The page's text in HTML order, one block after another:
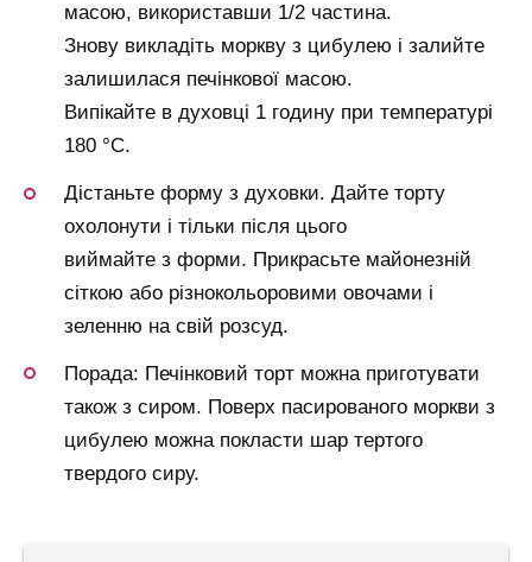
масою, використавши 1/2 частина.
Знову викладіть моркву з цибулею і залийте
залишилася печінкової масою.
Випікайте в духовці 1 годину при температурі
180 °С.
Дістаньте форму з духовки. Дайте торту
охолонути і тільки після цього
виймайте з форми. Прикрасьте майонезній
сіткою або різнокольоровими овочами і
зеленню на свій розсуд.
Порада: Печінковий торт можна приготувати
також з сиром. Поверх пасированого моркви з
цибулею можна покласти шар тертого
твердого сиру.